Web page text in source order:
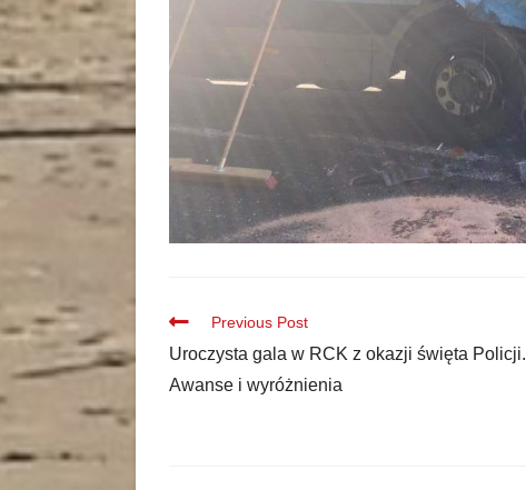
Previous Post
Uroczysta gala w RCK z okazji święta Policji.
Awanse i wyróżnienia